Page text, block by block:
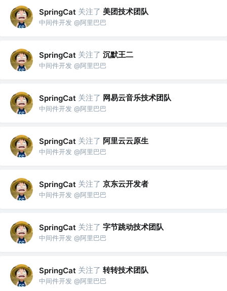
SpringCat 关注了 美团技术团队
中间件开发 @阿里巴巴
SpringCat 关注了 沉默王二
中间件开发 @阿里巴巴
SpringCat 关注了 网易云音乐技术团队
中间件开发 @阿里巴巴
SpringCat 关注了 阿里云云原生
中间件开发 @阿里巴巴
SpringCat 关注了 京东云开发者
中间件开发 @阿里巴巴
SpringCat 关注了 字节跳动技术团队
中间件开发 @阿里巴巴
SpringCat 关注了 转转技术团队
中间件开发 @阿里巴巴